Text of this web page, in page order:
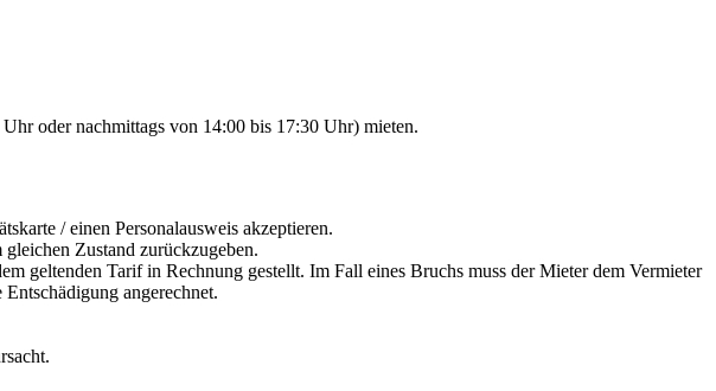
oder nachmittags von 14:00 bis 17:30 Uhr) mieten.
/ einen Personalausweis akzeptieren.
Zustand zurückzugeben.
geltenden Tarif in Rechnung gestellt. Im Fall eines Bruchs muss der Mieter dem Vermieter
angerechnet.